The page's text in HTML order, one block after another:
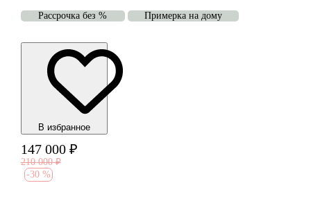
Рассрочка без % Примерка на дому
В избранноe
147 000 ₽
210 000 ₽
-30 %